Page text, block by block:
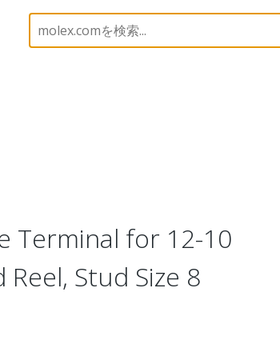
Ring and Spade Terminals 19115
Terminal for 12-10
Stud Size 8